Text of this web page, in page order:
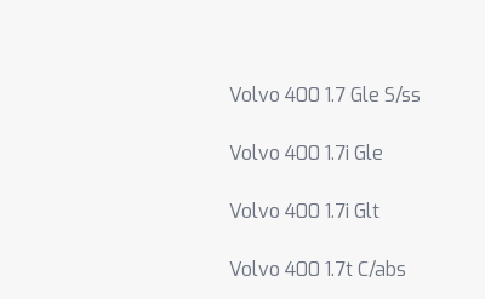
Volvo 400 1.7 Gle S/ss
Volvo 400 1.7i Gle
Volvo 400 1.7i Glt
Volvo 400 1.7t C/abs